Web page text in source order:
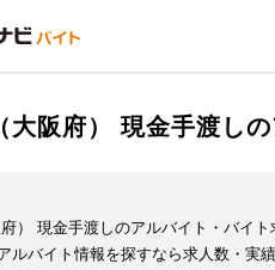
大阪府） 現金手渡し
） 現金手渡しのアルバイト・バイ
ルバイト情報を探すなら求人数・実